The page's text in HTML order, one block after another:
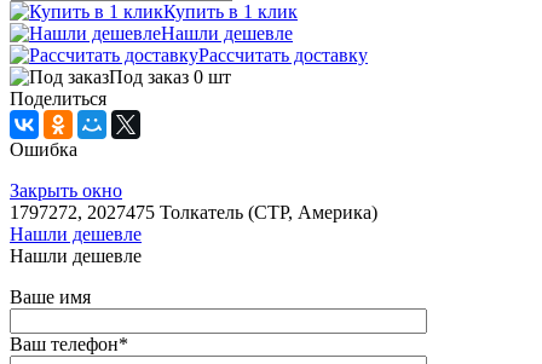
Купить в 1 клик
Нашли дешевле
Рассчитать доставку
Под заказ 0 шт
Поделиться
Ошибка
Закрыть окно
1797272, 2027475 Толкатель (CTP, Америка)
Нашли дешевле
Нашли дешевле
Ваше имя
Ваш телефон*